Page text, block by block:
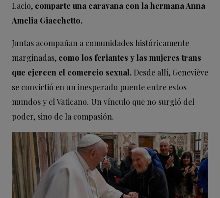
Lacio, comparte una caravana con la hermana Anna
Amelia Giacchetto.
Juntas acompañan a comunidades históricamente
marginadas, como los feriantes y las mujeres trans
que ejercen el comercio sexual. Desde allí, Geneviève
se convirtió en un inesperado puente entre estos
mundos y el Vaticano. Un vínculo que no surgió del
poder, sino de la compasión.